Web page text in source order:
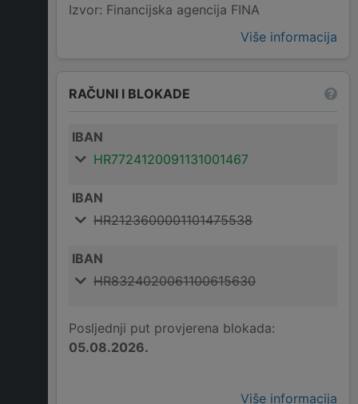
Izvor: Financijska agencija FINA
Više informacija
RAČUNI I BLOKADE
IBAN
HR7724120091131001467
IBAN
HR2123600001101475538
IBAN
HR8324020061100615630
Posljednji put provjerena blokada:
05.08.2026.
Više informacija